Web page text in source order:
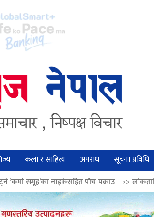
कला र साहित्य अपराध सूचना प्रविधि
पाँच पक्राउ >>लोकतान्त्रिक मूल्य सुदृढ